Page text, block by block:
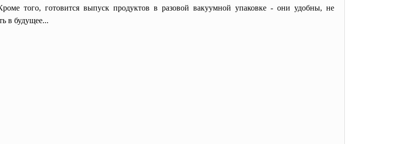
того, готовится выпуск продуктов в разовой вакуумной упаковке - они удобны, не
в будущее...